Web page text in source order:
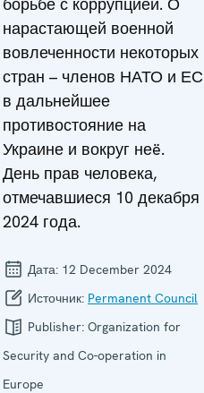
нарастающей военной
вовлеченности некоторых
стран – членов НАТО и ЕС
в дальнейшее
противостояние на
Украине и вокруг неë.
День прав человека,
отмечавшиеся 10 декабря
2024 года.
Дата: 12 December 2024
Источник: Permanent Council
Publisher: Organization for
Security and Co-operation in
Europe